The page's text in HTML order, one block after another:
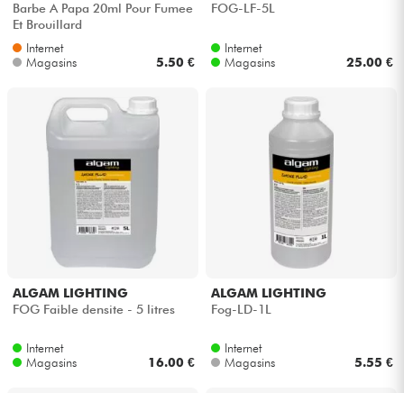
Barbe A Papa 20ml Pour Fumee
Et Brouillard
Internet
Magasins
5.50 €
FOG-LF-5L
Internet
Magasins
25.00 €
ALGAM LIGHTING
FOG Faible densite - 5 litres
Internet
Magasins
16.00 €
ALGAM LIGHTING
Fog-LD-1L
Internet
Magasins
5.55 €